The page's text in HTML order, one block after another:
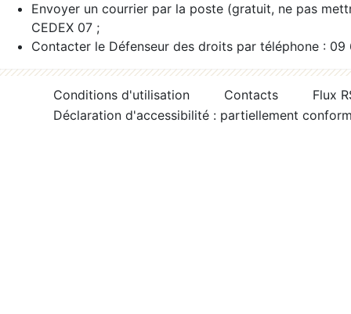
Envoyer un courrier par la poste (gratuit, ne pas
CEDEX 07 ;
Contacter le Défenseur des droits par téléphone :
Conditions d'utilisation Contacts
Flux
Déclaration d'accessibilité : partiellement